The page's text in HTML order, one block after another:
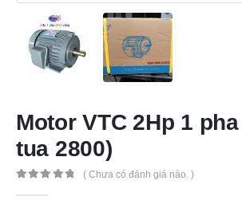
Motor VTC 2Hp 1
tua 2800)
( Chưa có đánh giá nào. )